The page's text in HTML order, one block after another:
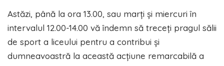
Astăzi, până la ora 13.00, sau marți și miercuri în
intervalul 12.00-14.00 vă îndemn să treceți pragul sălii
de sport a liceului pentru a contribui și
dumneavoastră la această acțiune remarcabilă a